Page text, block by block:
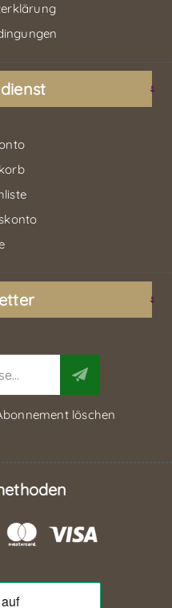
löschen